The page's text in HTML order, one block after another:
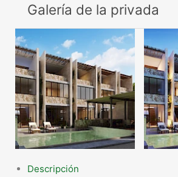
Galería de la privada
Descripción